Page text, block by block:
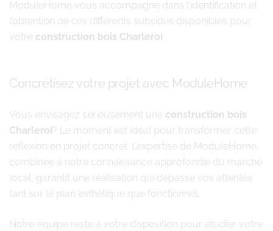
ModuleHome vous accompagne dans l’identification et
l’obtention de ces différents subsides disponibles pour
votre construction bois Charleroi.
Concrétisez votre projet avec ModuleHome
Vous envisagez sérieusement une construction bois
Charleroi? Le moment est idéal pour transformer cette
réflexion en projet concret. L’expertise de ModuleHome,
combinée à notre connaissance approfondie du marché
local, garantit une réalisation qui dépasse vos attentes
tant sur le plan esthétique que fonctionnel.
Notre équipe reste à votre disposition pour étudier votre